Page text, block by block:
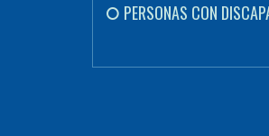
PERSONAS CON